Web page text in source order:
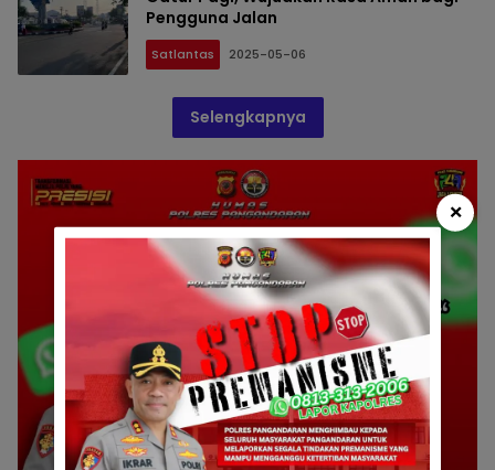
Pengguna Jalan
Satlantas 2025-05-06
Selengkapnya
×